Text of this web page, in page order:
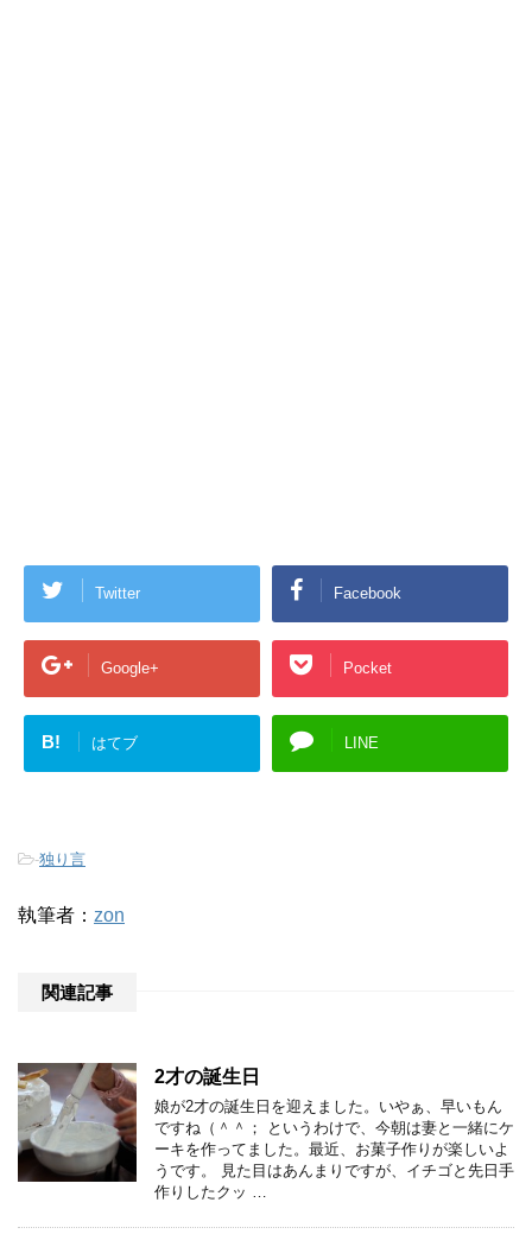
Twitter Facebook
Google+ Pocket
B! はてブ LINE
-独り言
執筆者： zon
関連記事
2才の誕生日
娘が2才の誕生日を迎えました。いやぁ、早いもん
ですね（＾＾； というわけで、今朝は妻と一緒にケ
ーキを作ってました。最近、お菓子作りが楽しいよ
うです。 見た目はあんまりですが、イチゴと先日手
作りしたクッ …